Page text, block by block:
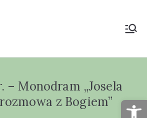
Przyrody
im.
– Monodram „Josela
z Bogiem”